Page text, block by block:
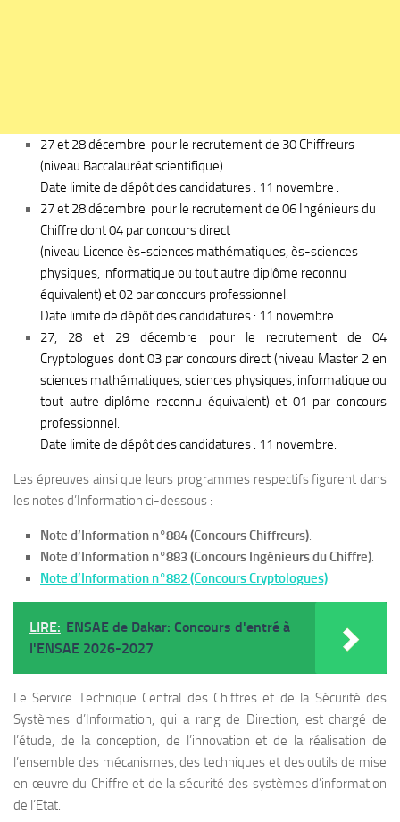
27 et 28 décembre pour le recrutement de 30 Chiffreurs
(niveau Baccalauréat scientifique).
Date limite de dépôt des candidatures : 11 novembre .
27 et 28 décembre pour le recrutement de 06 Ingénieurs du
Chiffre dont 04 par concours direct
(niveau Licence ès-sciences mathématiques, ès-sciences
physiques, informatique ou tout autre diplôme reconnu
équivalent) et 02 par concours professionnel.
Date limite de dépôt des candidatures : 11 novembre .
27, 28 et 29 décembre pour le recrutement de 04
Cryptologues dont 03 par concours direct (niveau Master 2 en
sciences mathématiques, sciences physiques, informatique ou
tout autre diplôme reconnu équivalent) et 01 par concours
professionnel.
Date limite de dépôt des candidatures : 11 novembre.
Les épreuves ainsi que leurs programmes respectifs figurent dans
les notes d’Information ci-dessous :
Note d’Information n°884 (Concours Chiffreurs).
Note d’Information n°883 (Concours Ingénieurs du Chiffre).
Note d’Information n°882 (Concours Cryptologues).
LIRE: ENSAE de Dakar: Concours d'entré à
l'ENSAE 2026-2027
Le Service Technique Central des Chiffres et de la Sécurité des
Systèmes d’Information, qui a rang de Direction, est chargé de
l’étude, de la conception, de l’innovation et de la réalisation de
l’ensemble des mécanismes, des techniques et des outils de mise
en œuvre du Chiffre et de la sécurité des systèmes d’information
de l’Etat.